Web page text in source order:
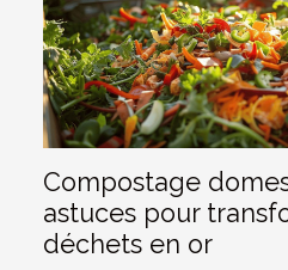
Compostage
astuces pour
déchets en or